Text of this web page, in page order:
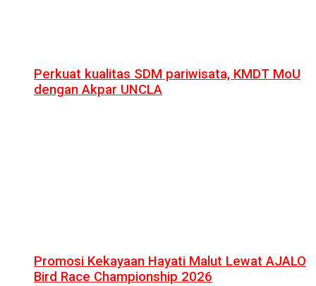
Perkuat kualitas SDM pariwisata, KMDT MoU
dengan Akpar UNCLA
Promosi Kekayaan Hayati Malut Lewat AJALO
Bird Race Championship 2026